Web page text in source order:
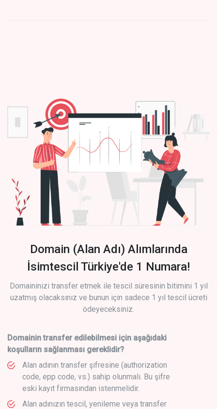
Domain (Alan Adı) Alımlarında
İsimtescil Türkiye'de 1 Numara!
Domaininizi transfer etmek ile tescil süresinin bitimini 1 yıl
uzatmış olacaksınız ve bunun için sadece 1 yıl tescil ücreti
ödeyeceksiniz.
Domainin transfer edilebilmesi için aşağıdaki
koşulların sağlanması gereklidir?
Alan adının transfer şifresine (authorization
code, epp code, vs.) sahip olunmalı. Bu şifre
eski kayıt firmasından istenmelidir.
Alan adınızın tescil, yenileme veya transfer